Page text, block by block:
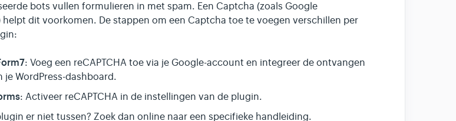
bots vullen formulieren in met spam. Een Captcha (zoals Google
helpt dit voorkomen. De stappen om een Captcha toe te voegen verschillen per
: Voeg een reCAPTCHA toe via je Google-account en integreer de ontvangen
je WordPress-dashboard.
: Activeer reCAPTCHA in de instellingen van de plugin.
er niet tussen? Zoek dan online naar een specifieke handleiding.